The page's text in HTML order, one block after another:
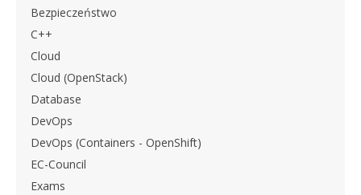
Bezpieczeństwo
C++
Cloud
Cloud (OpenStack)
Database
DevOps
DevOps (Containers - OpenShift)
EC-Council
Exams